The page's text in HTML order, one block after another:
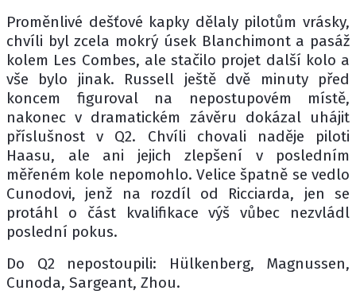
Proměnlivé dešťové kapky dělaly pilotům vrásky,
chvíli byl zcela mokrý úsek Blanchimont a pasáž
kolem Les Combes, ale stačilo projet další kolo a
vše bylo jinak. Russell ještě dvě minuty před
koncem figuroval na nepostupovém místě,
nakonec v dramatickém závěru dokázal uhájit
příslušnost v Q2. Chvíli chovali naděje piloti
Haasu, ale ani jejich zlepšení v posledním
měřeném kole nepomohlo. Velice špatně se vedlo
Cunodovi, jenž na rozdíl od Ricciarda, jen se
protáhl o část kvalifikace výš vůbec nezvládl
poslední pokus.
Do Q2 nepostoupili: Hülkenberg, Magnussen,
Cunoda, Sargeant, Zhou.